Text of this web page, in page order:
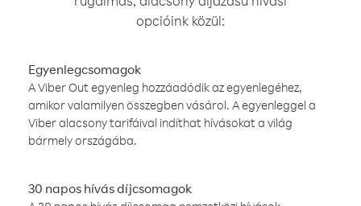
opcióink közül:
Egyenlegcsomagok
A Viber Out egyenleg hozzáadódik az egyenlegéhez,
amikor valamilyen összegben vásárol. A egyenleggel a
Viber alacsony tarifáival indíthat hívásokat a világ
bármely országába.
30 napos hívás díjcsomagok